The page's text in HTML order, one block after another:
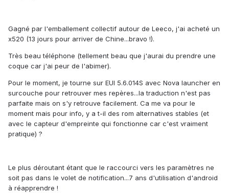
Gagné par l'emballement collectif autour de Leeco, j'ai acheté un
x520 (13 jours pour arriver de Chine...bravo !).
Très beau téléphone (tellement beau que j'aurai du prendre une
coque car j'ai peur de l'abimer).
Pour le moment, je tourne sur EUI 5.6.014S avec Nova launcher en
surcouche pour retrouver mes repères...la traduction n'est pas
parfaite mais on s'y retrouve facilement. Ca me va pour le
moment mais pour info, y a t-il des rom alternatives stables (et
avec le capteur d'empreinte qui fonctionne car c'est vraiment
pratique) ?
Le plus déroutant étant que le raccourci vers les paramètres ne
soit pas dans le volet de notification...7 ans d'utilisation d'android
à réapprendre !